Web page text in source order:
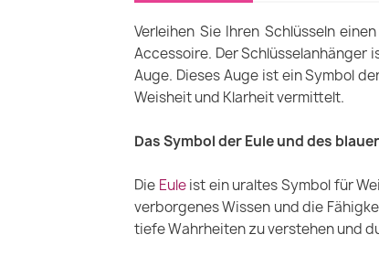
Verleihen Sie Ihren Schlüsseln
Accessoire. Der
Auge. Dieses Auge ist ein Symbol
Weisheit und Klarheit vermittelt.
Das Symbol der Eule und des
Die Euleist ein uraltes Symbol für
verborgenes Wissen und die
tiefe Wahrheiten zu verstehen und